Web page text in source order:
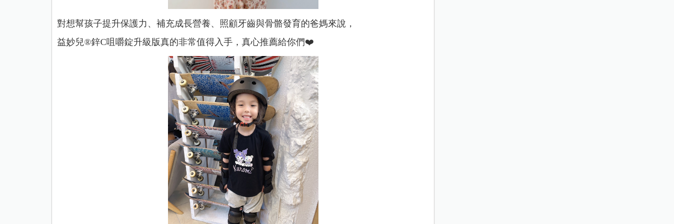
對想幫孩子提升保護力、補充成長營養、照顧牙齒與骨骼發育的爸媽來說，
益妙兒®鋅C咀嚼錠升級版真的非常值得入手，真心推薦給你們❤️